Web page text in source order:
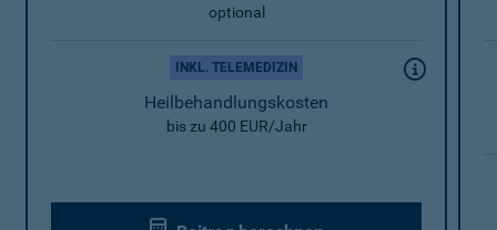
optional
INKL. TELEMEDIZIN
Heilbehandlungskosten
bis zu 400 EUR/Jahr